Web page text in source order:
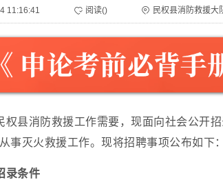
11:16:41 阅读() 民权县消防救援大
权县消防救援工作需要，现面向社会公开
事灭火救援工作。现将招聘事项公布如下：
录条件